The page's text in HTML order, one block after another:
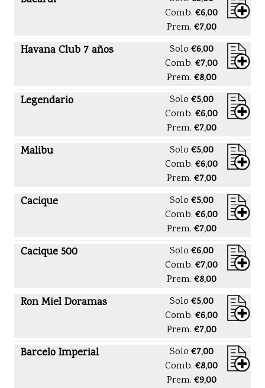
Comb. €6,00
Prem. €7,00
Havana Club 7 años Solo €6,00
Comb. €7,00
Prem. €8,00
Legendario Solo €5,00
Comb. €6,00
Prem. €7,00
Malibu Solo €5,00
Comb. €6,00
Prem. €7,00
Cacique Solo €5,00
Comb. €6,00
Prem. €7,00
Cacique 500 Solo €6,00
Comb. €7,00
Prem. €8,00
Ron Miel Doramas Solo €5,00
Comb. €6,00
Prem. €7,00
Barcelo Imperial Solo €7,00
Comb. €8,00
Prem. €9,00